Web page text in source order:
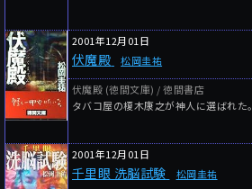
2001年12月01日
伏魔殿 松岡圭祐
伏魔殿 (徳間文庫) / 徳間書店
タバコ屋の榎木康之が神人に選ばれた。
2001年12月01日
千里眼 洗脳試験 松岡圭祐